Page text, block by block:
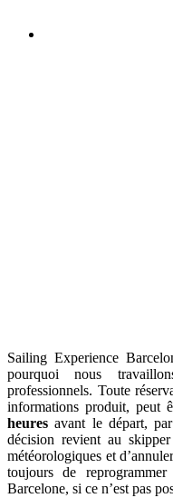
Sailing Experience
pourquoi nous
professionnels. Toute
informations produit, peut
heures avant le départ,
décision revient au
météorologiques et
toujours de
Barcelone, si ce n’est pas